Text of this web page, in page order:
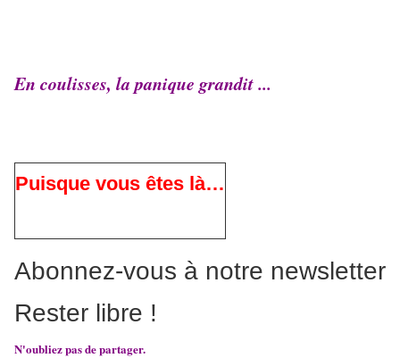
En coulisses, la panique grandit ...
Puisque vous êtes là…
Abonnez-vous à notre newsletter
Rester libre !
N'oubliez pas de partager.